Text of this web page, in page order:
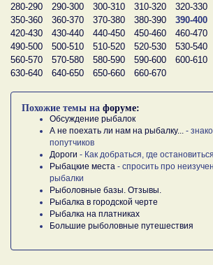
280-290
290-300 300-310 310-320 320-330
350-360
360-370 370-380 380-390 390-400
420-430
430-440 440-450 450-460 460-470
490-500
500-510 510-520 520-530 530-540
560-570
570-580 580-590 590-600 600-610
630-640
640-650 650-660 660-670
Похожие темы на форуме:
Обсуждение рыбалок
А не поехать ли нам на рыбалку...
-
попутчиков
Дороги - Как добраться, где
Рыбацкие места - спросить про
рыбалки
Рыболовные базы. Отзывы.
Рыбалка в городской черте
Рыбалка на платниках
Большие рыболовные путешествия